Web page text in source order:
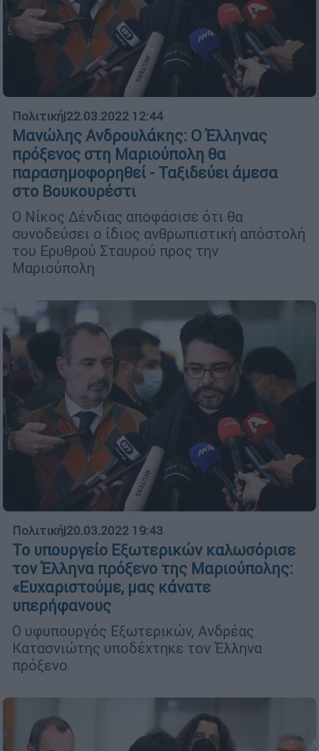
Πολιτική|22.03.2022 12:44
Μανώλης Ανδρουλάκης: Ο Έλληνας
πρόξενος στη Μαριούπολη θα
παρασημοφορηθεί - Ταξιδεύει άμεσα
στο Βουκουρέστι
Ο Νίκος Δένδιας αποφάσισε ότι θα
συνοδεύσει ο ίδιος ανθρωπιστική απόστολή
του Ερυθρού Σταυρού προς την
Μαριούπολη
Πολιτική|20.03.2022 19:43
Το υπουργείο Εξωτερικών καλωσόρισε
τον Έλληνα πρόξενο της Μαριούπολης:
«Ευχαριστούμε, μας κάνατε
υπερήφανους
Ο υφυπουργός Εξωτερικών, Ανδρέας
Κατασνιώτης υποδέχτηκε τον Έλληνα
πρόξενο